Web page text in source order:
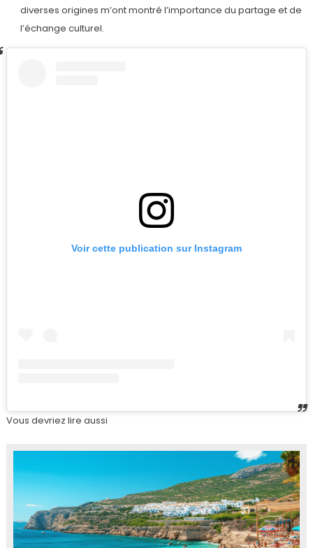
diverses origines m’ont montré l’importance du partage et de
l’échange culturel.
Voir cette publication sur Instagram
Vous devriez lire aussi